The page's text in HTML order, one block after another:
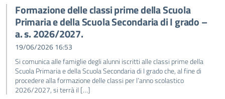
Formazione delle classi prime della Scuola
Primaria e della Scuola Secondaria di I grado –
a. s. 2026/2027.
19/06/2026 16:53
Si comunica alle famiglie degli alunni iscritti alle classi prime della
Scuola Primaria e della Scuola Secondaria di I grado che, al fine di
procedere alla formazione delle classi per l’anno scolastico
2026/2027, si terrà il […]